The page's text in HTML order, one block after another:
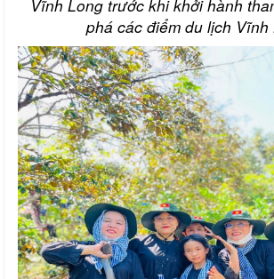
Vĩnh Long trước khi khởi hành
phá các điểm du lịch Vĩnh